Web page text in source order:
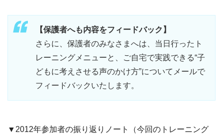
【保護者へも内容をフィードバック】
さらに、保護者のみなさまへは、当日行ったト
レーニングメニューと、ご自宅で実践できる“子
どもに考えさせる声のかけ方”についてメールで
フィードバックいたします。
▼2012年参加者の振り返りノート（今回のトレーニング